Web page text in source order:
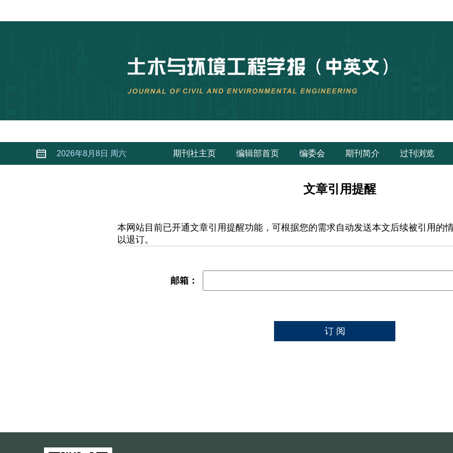
2026年8月8日 周六 期刊社主页 编辑部首页 编委会 期刊简介 过刊浏览
文章引用提醒
本网站目前已开通文章引用提醒功能，可根据您的需求自动发送本文后续被引用的
以退订。
邮箱：